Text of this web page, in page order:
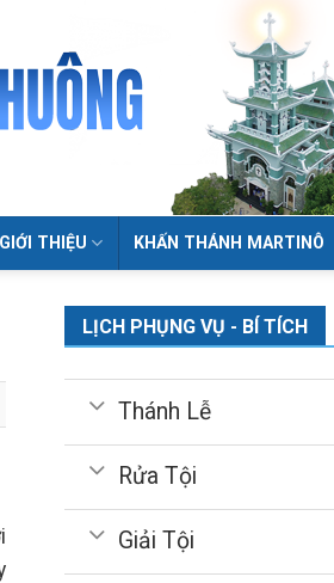
GIỚI THIỆU KHẤN THÁNH MARTINÔ
LỊCH PHỤNG VỤ - BÍ TÍCH
Thánh Lễ
Rửa Tội
Giải Tội